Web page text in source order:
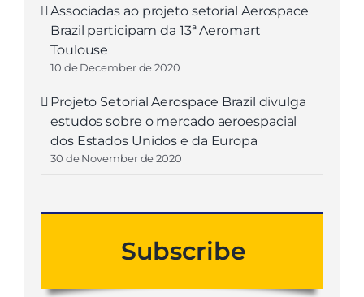
Associadas ao projeto setorial Aerospace
Brazil participam da 13ª Aeromart
Toulouse
10 de December de 2020
Projeto Setorial Aerospace Brazil divulga
estudos sobre o mercado aeroespacial
dos Estados Unidos e da Europa
30 de November de 2020
Subscribe